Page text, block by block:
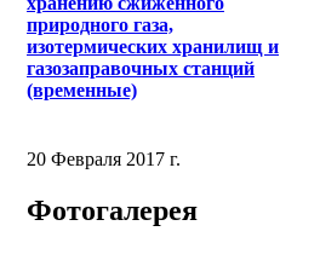
природного газа,
изотермических хранилищ и
газозаправочных станций
(временные)
20 Февраля 2017 г.
Фотогалерея